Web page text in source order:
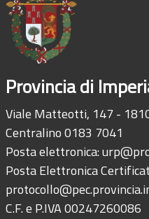
Provincia di
Viale Matteotti, 147 -
Centralino 0183 7041
Posta elettronica:
Posta Elettronica
C.F. e P.IVA 00247260086